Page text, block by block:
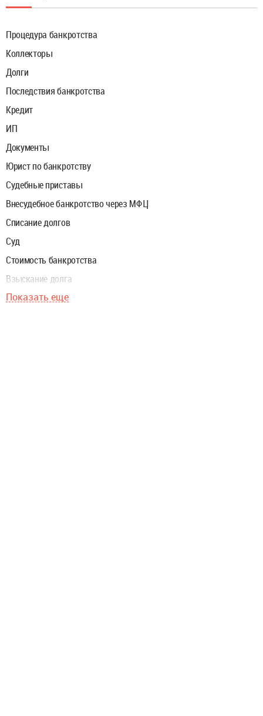
Взыскание долга
Внесудебное банкротство через МФЦ
Документы
Долги
ИП
Ипотека
Коллекторы
Кредит
Последствия банкротства
Процедура банкротства
Списание долгов
Стоимость банкротства
Суд
Судебные приставы
Юрист по банкротству
Показать еще